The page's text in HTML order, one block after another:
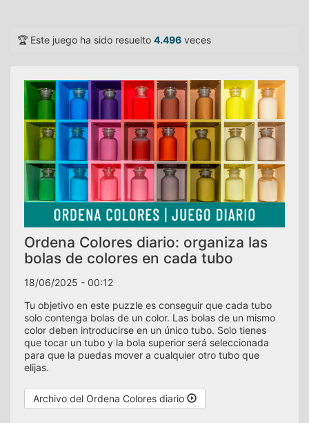
🏆 Este juego ha sido resuelto 4.496 veces
Ordena Colores diario: organiza las
bolas de colores en cada tubo
18/06/2025 - 00:12
Tu objetivo en este puzzle es conseguir que cada tubo
solo contenga bolas de un color. Las bolas de un mismo
color deben introducirse en un único tubo. Solo tienes
que tocar un tubo y la bola superior será seleccionada
para que la puedas mover a cualquier otro tubo que
elijas.
Archivo del Ordena Colores diario